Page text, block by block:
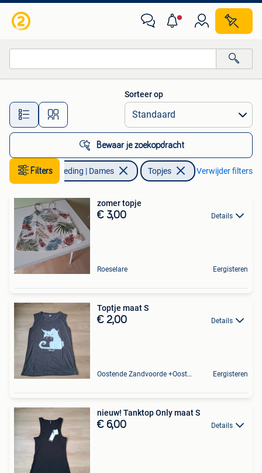
Alle afstanden…
Sorteer op
Bewaar je zoekopdracht
Filters Kleding | Dames Topjes Verwijder filters
zomer topje
€ 3,00 Details
Roeselare Eergisteren
Toptje maat S
€ 2,00 Details
Oostende Zandvoorde +Oostende Eergisteren
nieuw! Tanktop Only maat S
€ 6,00 Details